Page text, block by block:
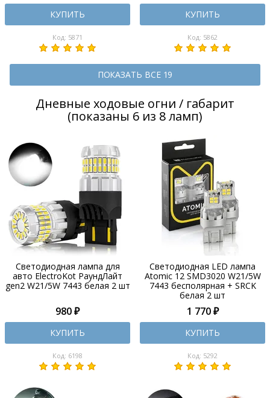
КУПИТЬ
Код: 5871
КУПИТЬ
Код: 5862
ПОКАЗАТЬ ВСЕ 19
Дневные ходовые огни / габарит
(показаны 6 из 8 ламп)
Светодиодная лампа для
авто ElectroKot РаундЛайт
gen2 W21/5W 7443 белая 2 шт
980 ₽
КУПИТЬ
Код: 6198
Светодиодная LED лампа
Atomic 12 SMD3020 W21/5W
7443 бесполярная + SRCK
белая 2 шт
1 770 ₽
КУПИТЬ
Код: 5292